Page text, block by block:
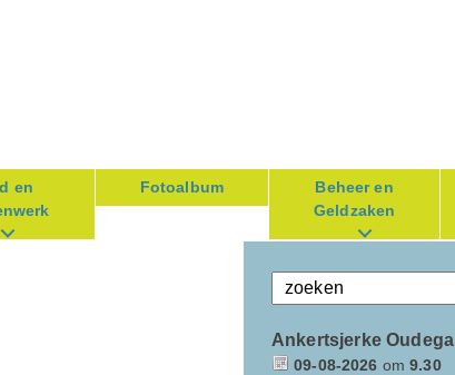
en
Fotoalbum
Beheer en
Geldzaken
Ankertsjerke Oudega
09-08-2026 om9.30